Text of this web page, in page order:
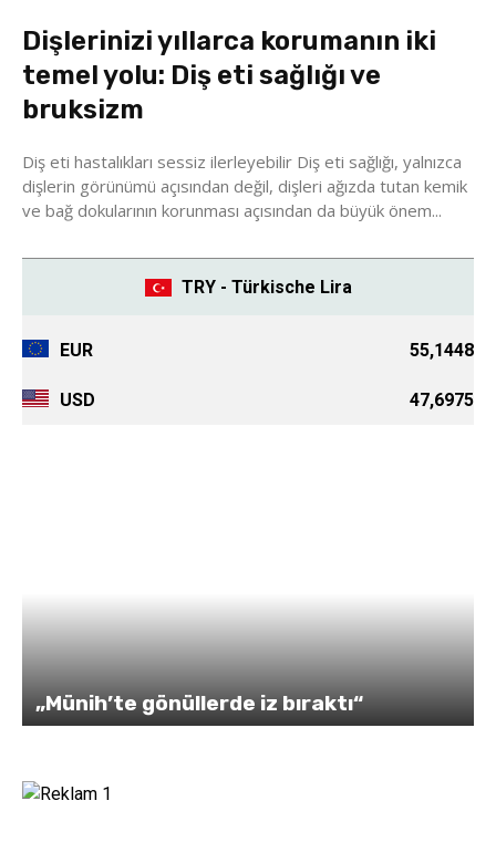
Dişlerinizi yıllarca korumanın iki
temel yolu: Diş eti sağlığı ve
bruksizm
Diş eti hastalıkları sessiz ilerleyebilir Diş eti sağlığı, yalnızca
dişlerin görünümü açısından değil, dişleri ağızda tutan kemik
ve bağ dokularının korunması açısından da büyük önem...
TRY - Türkische Lira
EUR 55,1448
USD 47,6975
„Münih’te gönüllerde iz bıraktı“